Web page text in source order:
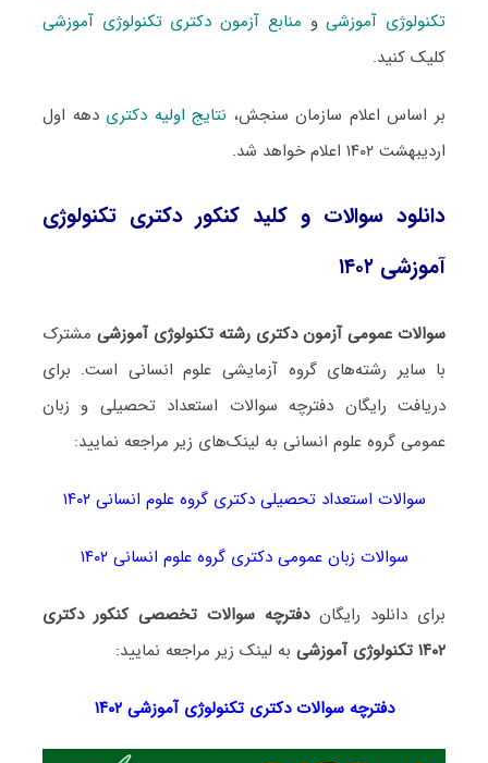
تکنولوژی آموزشیو منابع آزمون دکتری تکنولوژی آموزشی
کلیک کنید.
بر اساس اعلام سازمان سنجش، نتایج اولیه دکتری دهه اول
اردیبهشت ۱۴۰۲ اعلام خواهد شد.
دانلود سوالات و کلید کنکور دکتری تکنولوژی
آموزشی ۱۴۰۲
سوالات عمومی آزمون دکتری رشته تکنولوژی آموزشی مشترک
با سایر رشته‌های گروه آزمایشی علوم انسانی است. برای
دریافت رایگان دفترچه سوالات استعداد تحصیلی و زبان
عمومی گروه علوم انسانی به لینک‌های زیر مراجعه نمایید:
سوالات استعداد تحصیلی دکتری گروه علوم انسانی ۱۴۰۲
سوالات زبان عمومی دکتری گروه علوم انسانی ۱۴۰۲
برای دانلود رایگاندفترچه سوالات تخصصی کنکور دکتری
۱۴۰۲ تکنولوژی آموزشی
به لینک زیر مراجعه نمایید:
دفترچه سوالات دکتریتکنولوژی آموزشی ۱۴۰۲